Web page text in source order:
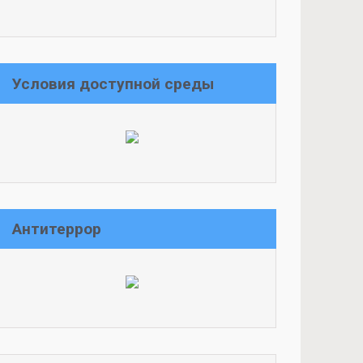
Условия доступной среды
Антитеррор